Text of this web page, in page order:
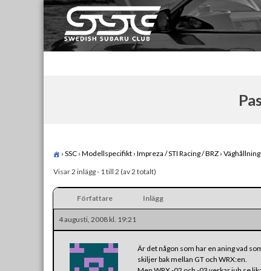
Skip
to
content
Swedish Subaru Club
För oss som älskar Subaru!
› SSC › Modellspecifikt › Impreza / STI Racing / BRZ › Väghållning
Visar 2 inlägg - 1 till 2 (av 2 totalt)
Författare Inlägg
4 augusti, 2008 kl. 19:21
Är det någon som har en aning vad
skiljer bak mellan GT och WRX:en.